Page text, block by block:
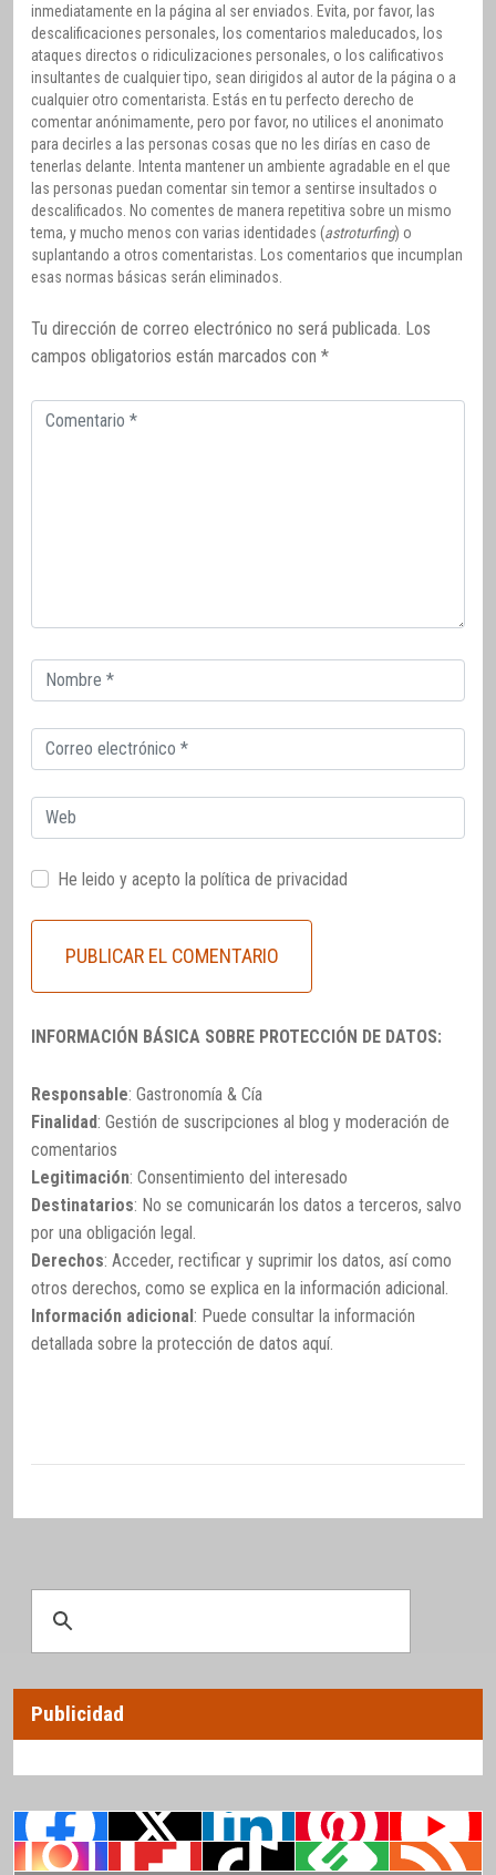
inmediatamente en la página al ser enviados. Evita, por favor, las
descalificaciones personales, los comentarios maleducados, los
ataques directos o ridiculizaciones personales, o los calificativos
insultantes de cualquier tipo, sean dirigidos al autor de la página o a
cualquier otro comentarista. Estás en tu perfecto derecho de
comentar anónimamente, pero por favor, no utilices el anonimato
para decirles a las personas cosas que no les dirías en caso de
tenerlas delante. Intenta mantener un ambiente agradable en el que
las personas puedan comentar sin temor a sentirse insultados o
descalificados. No comentes de manera repetitiva sobre un mismo
tema, y mucho menos con varias identidades (astroturfing) o
suplantando a otros comentaristas. Los comentarios que incumplan
esas normas básicas serán eliminados.
Tu dirección de correo electrónico no será publicada. Los
campos obligatorios están marcados con *
Comentario
Correo
electrónico
Correo
electrónico
Web
He leido y acepto la política de privacidad
INFORMACIÓN BÁSICA SOBRE PROTECCIÓN DE DATOS:
Responsable: Gastronomía & Cía
Finalidad: Gestión de suscripciones al blog y moderación de
comentarios
Legitimación: Consentimiento del interesado
Destinatarios: No se comunicarán los datos a terceros, salvo
por una obligación legal.
Derechos: Acceder, rectificar y suprimir los datos, así como
otros derechos, como se explica en la información adicional.
Información adicional : Puede consultar la información
detallada sobre la protección de datos aquí.
Publicidad